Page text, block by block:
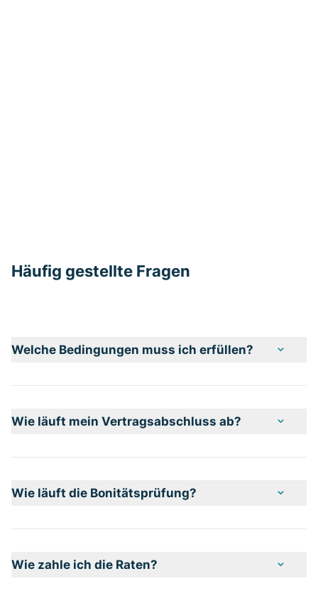
Häufig gestellte Fragen
Welche Bedingungen muss ich erfüllen? expand_more
Wie läuft mein Vertragsabschluss ab? expand_more
Wie läuft die Bonitätsprüfung? expand_more
Wie zahle ich die Raten? expand_more